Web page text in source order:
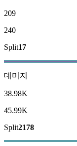
209
240
Split17
데미지
38.98K
45.99K
Split2178